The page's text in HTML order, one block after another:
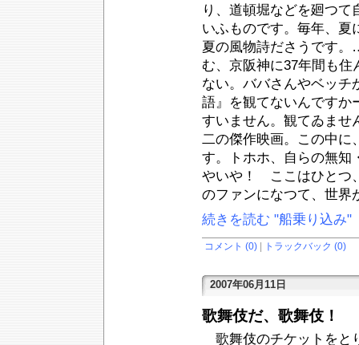
り、道頓堀などを廻つ
いふものです。毎年、夏
夏の風物詩ださうです
む、京阪神に37年間も
ない。ババさんやベッ
語』を観てないんですか
すいません。観てゐま
二の傑作映画。この中に
す。トホホ、自らの無
やいや！ ここはひとつ
のファンになつて、世界
続きを読む "船乗り込み"
コメント (0) トラックバック (0)
2007年06月11日
歌舞伎だ、歌舞伎！
歌舞伎のチケットをと